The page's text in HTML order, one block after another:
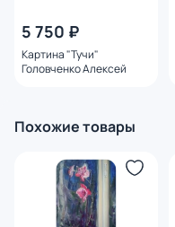
5 750 ₽
Картина "Тучи"
Головченко Алексей
Похожие товары